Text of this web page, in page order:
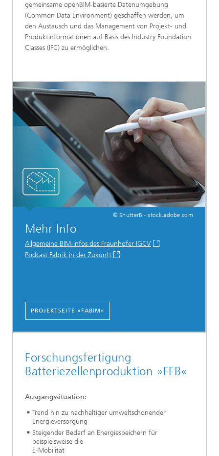
gemeinsame openBIM-basierte Datenumgebung
(Common Data Environment) geschaffen werden, um
den Austausch und das Management von Projekt- und
Produktinformationen auf Basis des Industry Foundation
Classes (IFC) zu ermöglichen.
© ShutterB - stock.adobe.com
Mehr Info
Allgemeine BIM-Infos des Fraunhofer IGCV
Podcast Fabrik in der Zukunft
PROJEKTSEITE »FABIM«
Forschungsfertigung
Batteriezellenproduktion »FFB«
Ausgangssituation:
Trend hin zu nachhaltiger umweltschonender
Energieversorgung
Steigender Bedarf an Energiespeichern für
beispielsweise die
E-Mobilität